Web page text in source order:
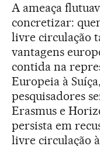
A ameaça
concretizar:
livre circulação
vantagens
contida na
Europeia à
pesquisadores
Erasmus e
persista em
livre circulação